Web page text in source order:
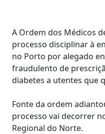
A Ordem dos Médicos
processo disciplinar à
no Porto por alegado
fraudulento de
diabetes a utentes que
Fonte da ordem
processo vai decorrer
Regional do Norte.